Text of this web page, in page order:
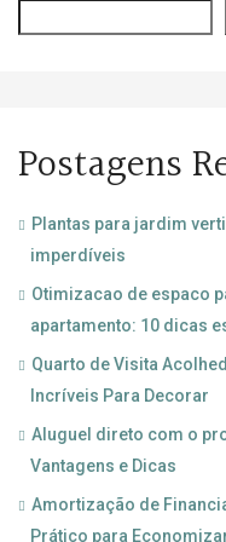
Postagens
Plantas para jardim
imperdíveis
Otimizacao de espaco
apartamento: 10 dicas
Quarto de Visita
Incríveis Para Decorar
Aluguel direto com o
Vantagens e Dicas
Amortização de
Prático para